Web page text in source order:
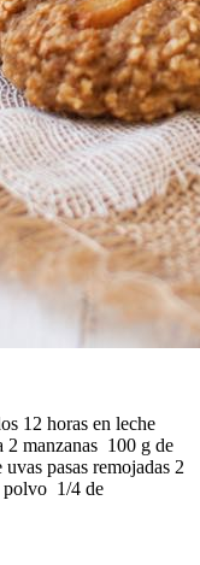
12 horas en leche
2 manzanas 100 g de
pasas remojadas 2
polvo 1/4 de